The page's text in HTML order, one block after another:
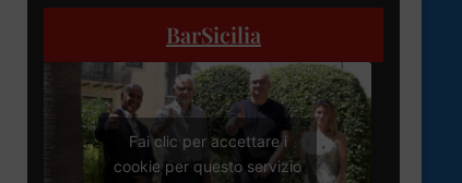
BarSicilia
Fai clic per accettare i
cookie per questo servizio